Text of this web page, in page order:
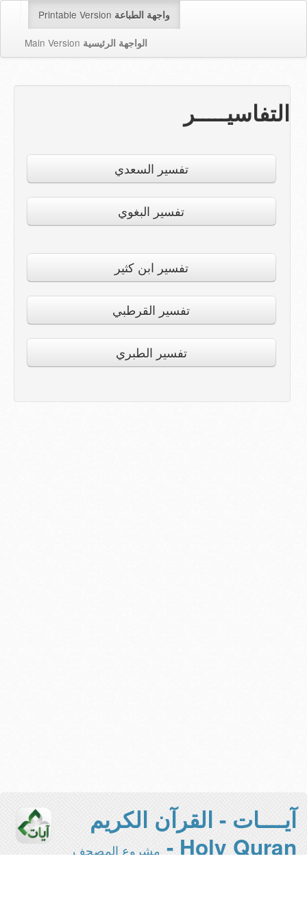
Printable Version واجهة الطباعة
Main Version الواجهة الرئيسية
التفاسيـــــر
تفسير السعدي
تفسير البغوي
تفسير ابن كثير
تفسير القرطبي
تفسير الطبري
آيــــات - القرآن الكريم
Holy Quran -
مشروع المصحف